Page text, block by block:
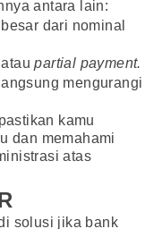
antara lain:
dari nominal
ataupartial payment.
mengurangi
kamu
dan memahami
atas
solusi jika bank